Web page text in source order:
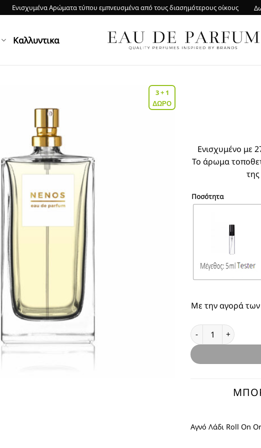
Ενισχυμένα Αρώματα τύπου εμπνευσμένα από τους διασημότερους οίκους
Kαλλυντικα
Ενισχυμένο με
Το άρωμα
Ποσότητα
Με την αγορά των
Θυμίζει Orange
Αγνό Λάδι Roll On
3 + 1
ΔΩΡΟ